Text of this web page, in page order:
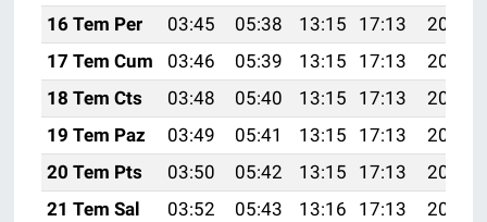
16 Tem Per
03:45 05:38 13:15 17:13
20:42
17 Tem Cum
03:46 05:39 13:15 17:13
20:41
18 Tem Cts
03:48 05:40 13:15 17:13
20:41
19 Tem Paz
03:49 05:41 13:15 17:13
20:40
20 Tem Pts
03:50 05:42 13:15 17:13
20:39
21 Tem Sal
03:52 05:43 13:16 17:13
20:38